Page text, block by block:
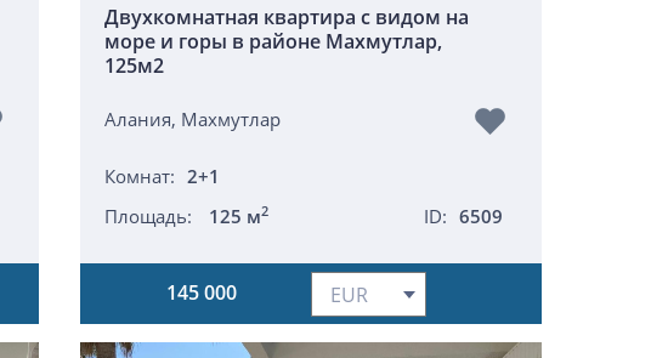
Двухкомнатная квартира с видом на
море и горы в районе Махмутлар,
125м2
Алания, Махмутлар
Комнат: 2+1
Площадь:
125 м2 ID: 6509
145 000